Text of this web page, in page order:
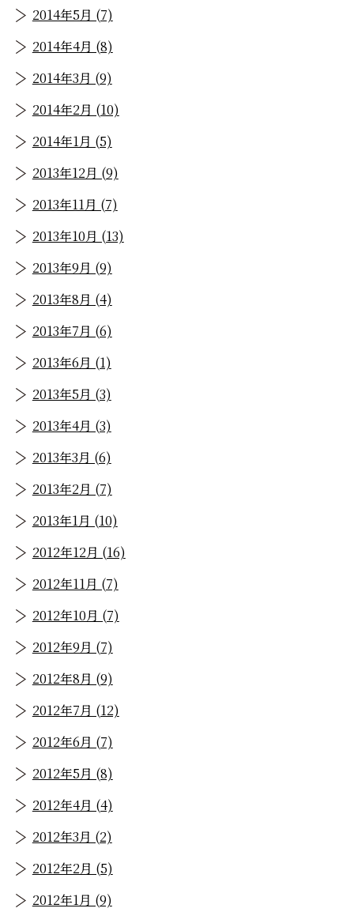
2014年5月 (7)
2014年4月 (8)
2014年3月 (9)
2014年2月 (10)
2014年1月 (5)
2013年12月 (9)
2013年11月 (7)
2013年10月 (13)
2013年9月 (9)
2013年8月 (4)
2013年7月 (6)
2013年6月 (1)
2013年5月 (3)
2013年4月 (3)
2013年3月 (6)
2013年2月 (7)
2013年1月 (10)
2012年12月 (16)
2012年11月 (7)
2012年10月 (7)
2012年9月 (7)
2012年8月 (9)
2012年7月 (12)
2012年6月 (7)
2012年5月 (8)
2012年4月 (4)
2012年3月 (2)
2012年2月 (5)
2012年1月 (9)